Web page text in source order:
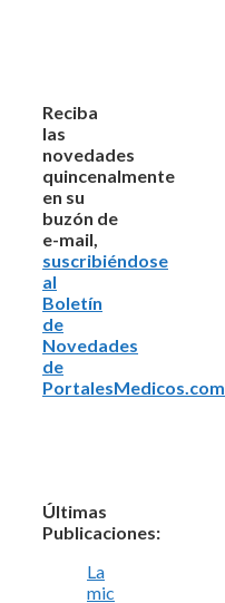
Reciba
las
novedades
quincenalmente
en su
buzón de
e-mail,
suscribiéndose
al
Boletín
de
Novedades
de
PortalesMedicos.com
Últimas
Publicaciones:
La
mic